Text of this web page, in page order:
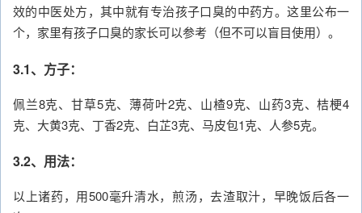
效的中医处方，其中就有专治孩子口臭的中药方。这里公布一
个，家里有孩子口臭的家长可以参考（但不可以盲目使用）。
3.1、方子：
佩兰8克、甘草5克、薄荷叶2克、山楂9克、山药3克、桔梗4
克、大黄3克、丁香2克、白芷3克、马皮包1克、人参5克。
3.2、用法：
以上诸药，用500毫升清水，煎汤，去渣取汁，早晚饭后各一